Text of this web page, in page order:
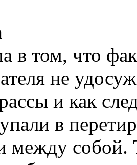
в том, что
не
и как
в
между собой.